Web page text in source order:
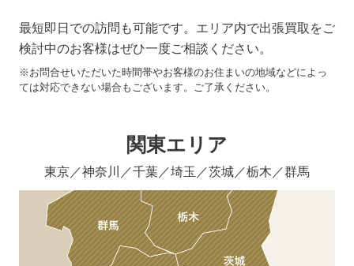
最短即日での訪問も可能です。エリア内で出張買取をご
検討中のお客様はぜひ一度ご相談ください。
※お問合せいただいた時間帯やお客様のお住まいの地域などによっ
ては対応できない場合もございます。ご了承ください。
関東エリア
東京／神奈川／千葉／埼玉／茨城／栃木／群馬